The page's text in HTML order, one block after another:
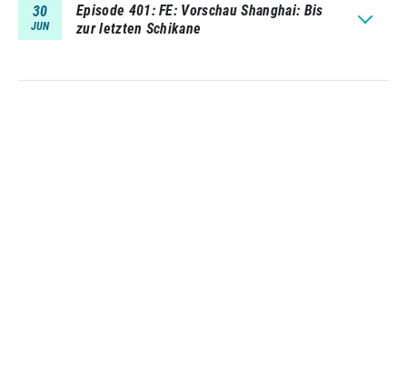
30
JUN
Episode 401 FE: Vorschau Shanghai: Bis
zur letzten Schikane